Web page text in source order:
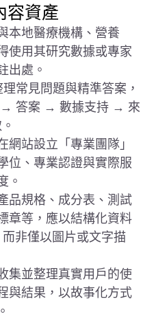
容資產
本地醫療機構、營養
使用其研究數據或專家
出處。
常見問題與精準答案，
→ 答案 → 數據支持 → 來
網站設立「專業團隊」
位、專業認證與實際服
。
品規格、成分表、測試
章等，應以結構化資料
而非僅以圖片或文字描
集並整理真實用戶的使
與結果，以故事化方式